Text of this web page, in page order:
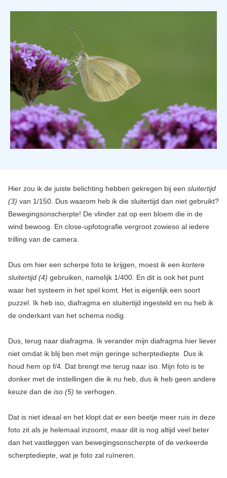
Hier zou ik de juiste belichting hebben gekregen bij een sluitertijd
(3) van 1/150. Dus waarom heb ik die sluitertijd dan niet gebruikt?
Bewegingsonscherpte! De vlinder zat op een bloem die in de
wind bewoog. En close-upfotografie vergroot zowieso al iedere
trilling van de camera.
Dus om hier een scherpe foto te krijgen, moest ik een kortere
sluitertijd (4) gebruiken, namelijk 1/400. En dit is ook het punt
waar het systeem in het spel komt. Het is eigenlijk een soort
puzzel. Ik heb iso, diafragma en sluitertijd ingesteld en nu heb ik
de onderkant van het schema nodig.
Dus, terug naar diafragma. Ik verander mijn diafragma hier liever
niet omdat ik blij ben met mijn geringe scherptediepte. Dus ik
houd hem op f/4. Dat brengt me terug naar iso. Mijn foto is te
donker met de instellingen die ik nu heb, dus ik heb geen andere
keuze dan de iso (5) te verhogen.
Dat is niet ideaal en het klopt dat er een beetje meer ruis in deze
foto zit als je helemaal inzoomt, maar dit is nog altijd veel beter
dan het vastleggen van bewegingsonscherpte of de verkeerde
scherptediepte, wat je foto zal ruïneren.